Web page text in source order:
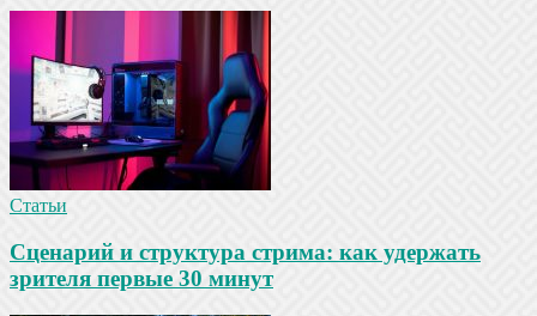
Статьи
Сценарий и структура стрима: как удержать
зрителя первые 30 минут